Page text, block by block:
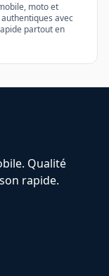
moto et
authentiques avec
partout en
Qualité
rapide.